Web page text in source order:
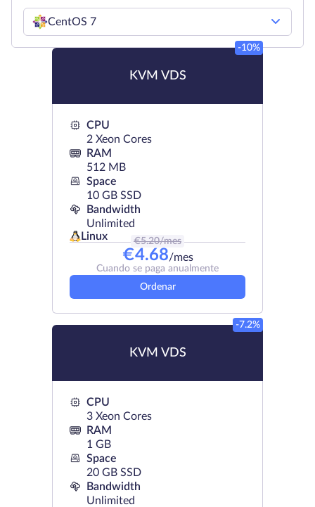
CentOS 7
KVM VDS
-10%
CPU
2 Xeon Cores
RAM
512 MB
Space
10 GB SSD
Bandwidth
Unlimited
Linux
€5.20/mes
€4.68/mes
Cuando se paga anualmente
Ordenar
KVM VDS
-7.2%
CPU
3 Xeon Cores
RAM
1 GB
Space
20 GB SSD
Bandwidth
Unlimited